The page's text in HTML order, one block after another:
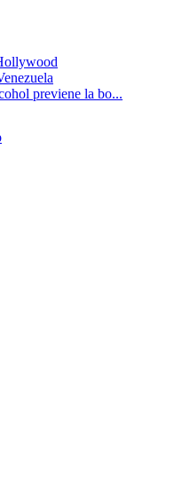
previene la bo...